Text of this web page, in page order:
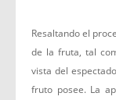
Resaltando el
de la fruta, tal
vista del
fruto posee. La